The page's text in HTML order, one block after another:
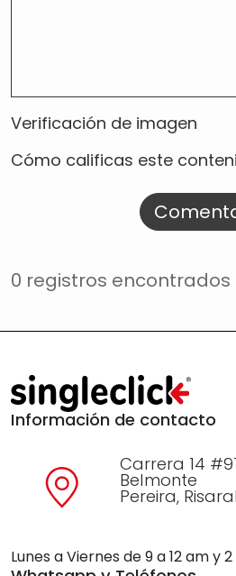
Verificación de imagen
Cómo calificas este
0 registros encontrados
Información de contacto
Carrera 14
Belmonte
Pereira,
Lunes a Viernes de 9 a 12 am y